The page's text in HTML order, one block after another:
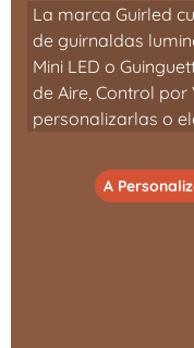
La marca Guirled
de guirnaldas
Mini LED o
de Aire, Control por
personalizarlas o
A